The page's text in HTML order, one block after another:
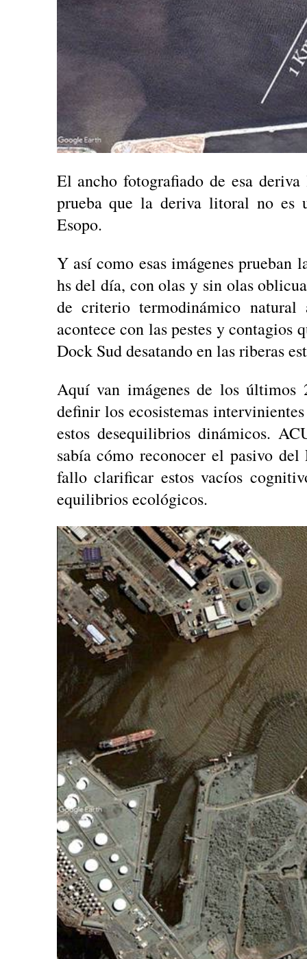
El ancho fotografiado de esa
prueba que la deriva litoral no es
Esopo.
Y así como esas imágenes prueban
hs del día, con olas y sin olas
de criterio termodinámico
acontece con las pestes y
Dock Sud desatando en las riberas
Aquí van imágenes de los
definir los ecosistemas
estos desequilibrios dinámicos.
sabía cómo reconocer el pasivo
fallo clarificar estos vacíos
equilibrios ecológicos.